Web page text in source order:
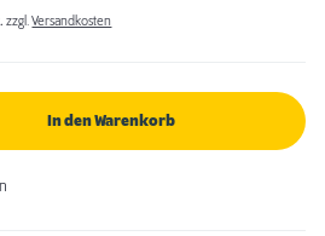
zzgl.Versandkosten
In den Warenkorb